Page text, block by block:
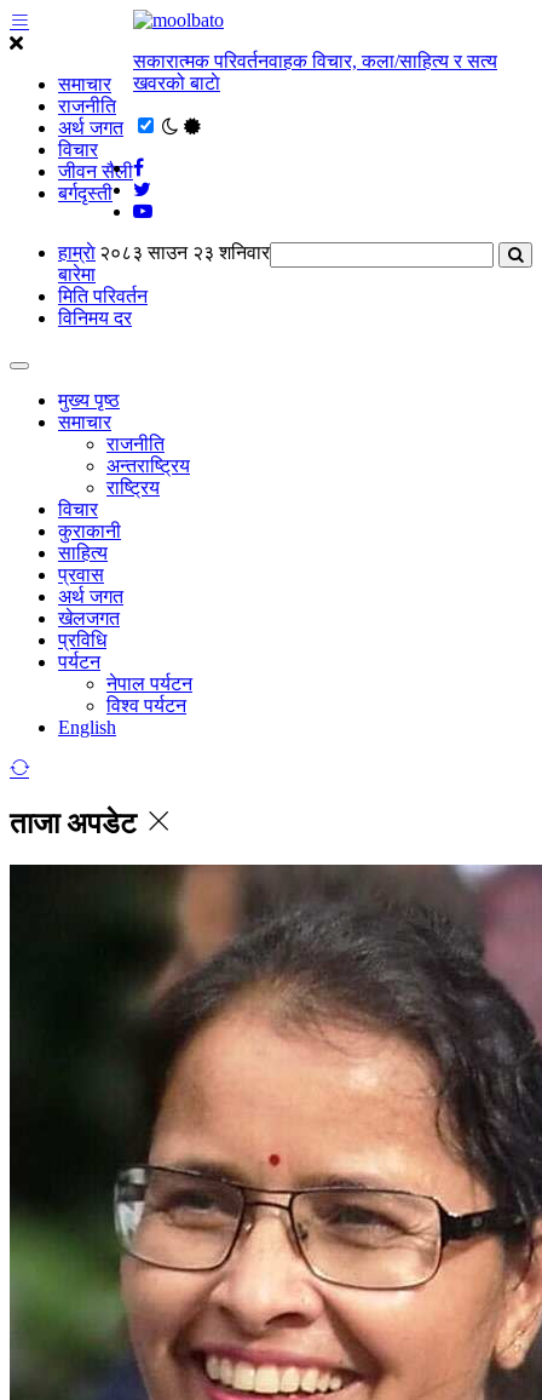
समाचार
राजनीति
अर्थ जगत
विचार
जीवन सैली
बर्गदृस्ती
सकारात्मक परिवर्तनवाहक विचार, कला/साहित्य र सत्य
खवरको बाटाे
२०८३ साउन २३ शनिवार
हाम्राे
बारेमा
मिति परिवर्तन
विनिमय दर
मुख्य पृष्ठ
समाचार
राजनीति
अन्तराष्ट्रिय
राष्ट्रिय
विचार
कुराकानी
साहित्य
प्रवास
अर्थ जगत
खेलजगत
प्रविधि
पर्यटन
नेपाल पर्यटन
विश्व पर्यटन
English
ताजा अपडेट